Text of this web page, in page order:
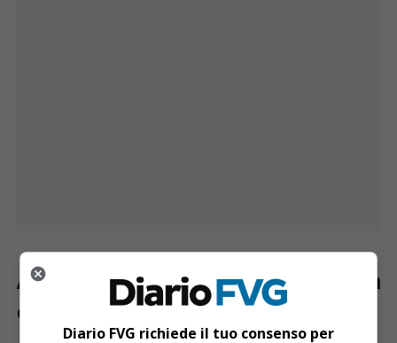
Artistica femminile: 34 atlete in gara
e tanti successi
Diario FVG richiede il tuo consenso per